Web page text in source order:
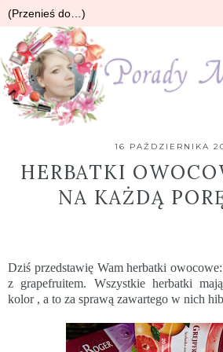
16 PAŹDZIERNIKA
HERBATKI
NA KAŻDĄ
Dziś przedstawię Wam herbatki
z grapefruitem. Wszystkie herbatki
kolor , a to za sprawą zawartego w nich